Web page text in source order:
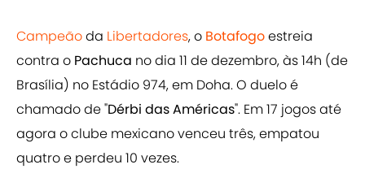
Campeãoda Libertadores, o Botafogoestreia
contra o Pachuca no dia 11 de dezembro, às 14h (de
Brasília) no Estádio 974, em Doha. O duelo é
chamado de "Dérbi das Américas". Em 17 jogos até
agora o clube mexicano venceu três, empatou
quatro e perdeu 10 vezes.